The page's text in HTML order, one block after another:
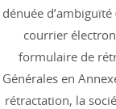
dénuée
courrier
formulaire de
Générales en
rétractation, la